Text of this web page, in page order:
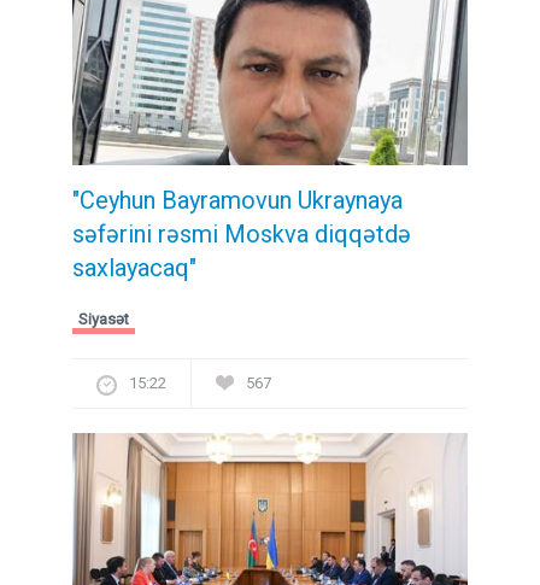
"Ceyhun Bayramovun Ukraynaya
səfərini rəsmi Moskva diqqətdə
saxlayacaq"
Siyasət
15:22 567